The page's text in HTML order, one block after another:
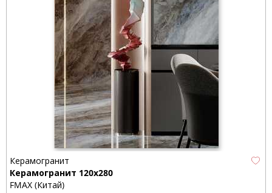
Керамогранит
Керамогранит 120x280
FMAX (Китай)